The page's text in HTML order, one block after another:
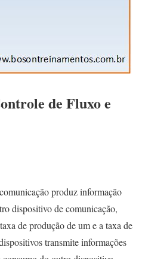
de Fluxo e
produz informação
dispositivo de comunicação,
de produção de um e a taxa de
transmite informações